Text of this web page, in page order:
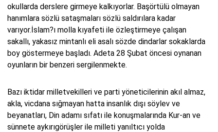
okullarda derslere girmeye kalkıyorlar. Başörtülü olmayan
hanımlara sözlü sataşmaları sözlü saldırılara kadar
varıyor.İslam?ı molla kıyafeti ile özleştirmeye çalışan
sakallı, yakasız mintanlı eli asalı sözde dindarlar sokaklarda
boy göstermeye başladı. Adeta 28 Şubat öncesi oynanan
oyunların bir benzeri sergilenmekte.
Bazı iktidar milletvekilleri ve parti yöneticilerinin akıl almaz,
akla, vicdana sığmayan hatta insanlık dışı söylev ve
beyanatları, Din adamı sıfatı ile konuşmalarında Kur-an ve
sünnete aykırıgörüşler ile milleti yanıltıcı yolda